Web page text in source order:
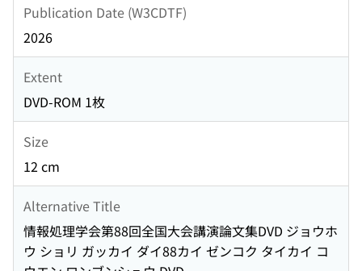
Publication Date (W3CDTF)
2026
Extent
DVD-ROM 1枚
Size
12 cm
Alternative Title
情報処理学会第88回全国大会講演論文集DVD ジョウホ
ウ ショリ ガッカイ ダイ88カイ ゼンコク タイカイ コ